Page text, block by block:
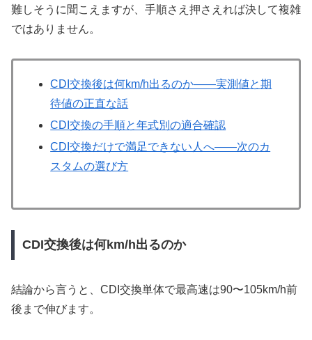
難しそうに聞こえますが、手順さえ押さえれば決して複雑
ではありません。
CDI交換後は何km/h出るのか——実測値と期
待値の正直な話
CDI交換の手順と年式別の適合確認
CDI交換だけで満足できない人へ——次のカ
スタムの選び方
CDI交換後は何km/h出るのか
結論から言うと、CDI交換単体で最高速は90〜105km/h前
後まで伸びます。